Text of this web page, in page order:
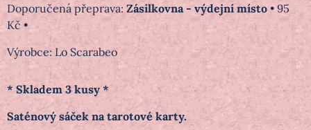
Zásilkovna - výdejní místo • 95
Kč •
Výrobce: Lo Scarabeo
* Skladem 3 kusy *
Saténový sáček na tarotové karty.